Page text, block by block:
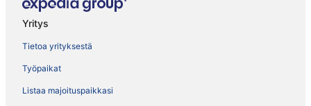
Yritys
Tietoa yrityksestä
Työpaikat
Listaa majoituspaikkasi